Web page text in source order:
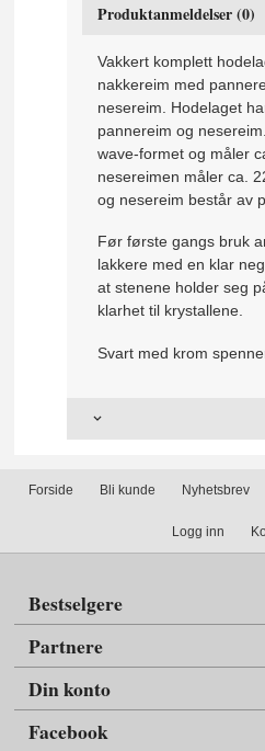
Produktanmeldelser (0)
Vakkert komplett
nakkereim med
nesereim. Hodelaget
pannereim og
wave-formet og måler
nesereimen måler ca.
og nesereim består av
Før første gangs bruk
lakkere med en klar
at stenene holder seg
klarhet til krystallene.
Svart med krom
Forside Bli kunde Nyhetsbrev
Logg inn
Bestselgere
Partnere
Din konto
Facebook